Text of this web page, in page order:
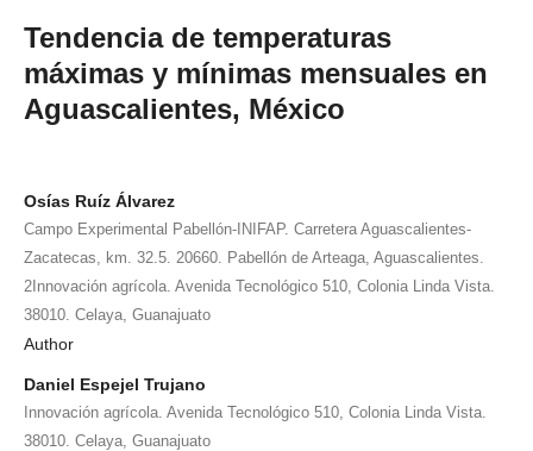
Tendencia de temperaturas
máximas y mínimas mensuales en
Aguascalientes, México
Osías Ruíz Álvarez
Campo Experimental Pabellón-INIFAP. Carretera Aguascalientes-
Zacatecas, km. 32.5. 20660. Pabellón de Arteaga, Aguascalientes.
2Innovación agrícola. Avenida Tecnológico 510, Colonia Linda Vista.
38010. Celaya, Guanajuato
Author
Daniel Espejel Trujano
Innovación agrícola. Avenida Tecnológico 510, Colonia Linda Vista.
38010. Celaya, Guanajuato